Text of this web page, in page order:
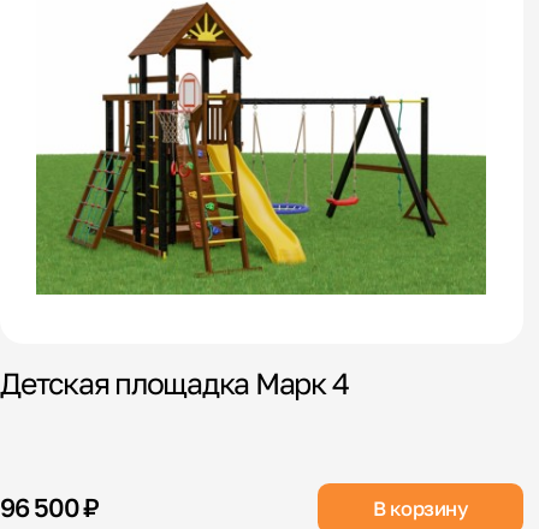
Детская площадка Марк 4
96 500 ₽ В корзину